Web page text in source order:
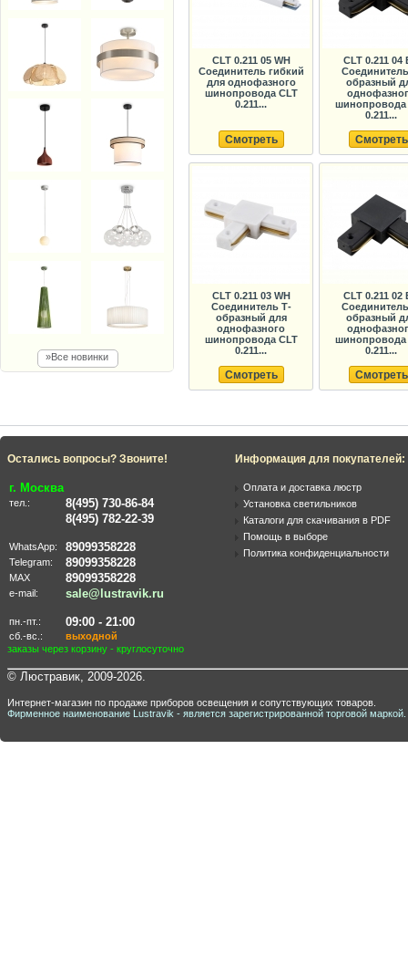
»Все новинки
CLT 0.211 05 WH
Соединитель гибкий
для однофазного
шинопровода CLT
0.211...
Смотреть
CLT 0.211 04
образный
шинопровода
0.211...
Смотреть
CLT 0.211 03 WH
Соединитель Т-
образный для
однофазного
шинопровода CLT
0.211...
Смотреть
CLT 0.211 02
образный
шинопровода
0.211...
Смотреть
Остались вопросы? Звоните!
г. Москва
тел.:
8(495) 730-86-84
8(495) 782-22-39
WhatsApp: 89099358228
Telegram: 89099358228
MAX 89099358228
e-mail: sale@lustravik.ru
пн.-пт.: 09:00 - 21:00
сб.-вс.:
выходной
заказы через корзину - круглосуточно
Информация для покупателей:
Оплата и доставка люстр
Установка светильников
Каталоги для скачивания в PDF
Помощь в выборе
Политика конфиденциальности
© Люстравик, 2009-2026.
Интернет-магазин по продаже приборов освещения и сопутствующих товаров.
Фирменное наименование Lustravik - является зарегистрированной торговой